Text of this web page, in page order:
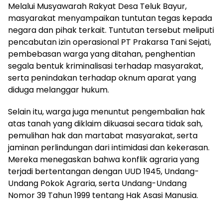
Melalui Musyawarah Rakyat Desa Teluk Bayur,
masyarakat menyampaikan tuntutan tegas kepada
negara dan pihak terkait. Tuntutan tersebut meliputi
pencabutan izin operasional PT Prakarsa Tani Sejati,
pembebasan warga yang ditahan, penghentian
segala bentuk kriminalisasi terhadap masyarakat,
serta penindakan terhadap oknum aparat yang
diduga melanggar hukum.
Selain itu, warga juga menuntut pengembalian hak
atas tanah yang diklaim dikuasai secara tidak sah,
pemulihan hak dan martabat masyarakat, serta
jaminan perlindungan dari intimidasi dan kekerasan.
Mereka menegaskan bahwa konflik agraria yang
terjadi bertentangan dengan UUD 1945, Undang-
Undang Pokok Agraria, serta Undang-Undang
Nomor 39 Tahun 1999 tentang Hak Asasi Manusia.